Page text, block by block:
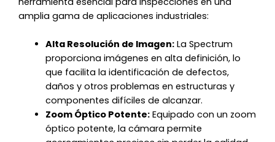
amplia gama de aplicaciones industriales:
Alta Resolución de Imagen:La Spectrum
proporciona imágenes en alta definición, lo
que facilita la identificación de defectos,
daños y otros problemas en estructuras y
componentes difíciles de alcanzar.
Zoom Óptico Potente:Equipado con un zoom
óptico potente, la cámara permite